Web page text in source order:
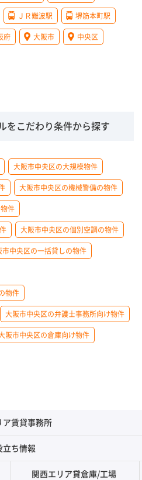
ＪＲ難波駅 堺筋本町駅
府 大阪市 中央区
をこだわり条件から探す
大阪市中央区の大規模物件
大阪市中央区の機械警備の物件
件
大阪市中央区の個別空調の物件
市中央区の一括貸しの物件
物件
大阪市中央区の弁護士事務所向け物件
阪市中央区の倉庫向け物件
ア賃貸事務所
立ち情報
関西エリア貸倉庫/工場